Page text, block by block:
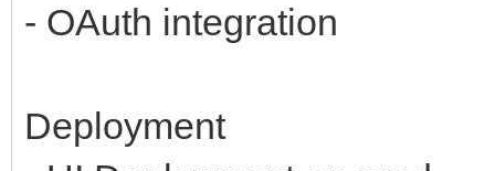
- OAuth integration
Deployment